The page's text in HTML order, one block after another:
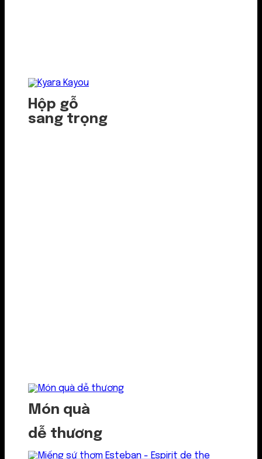
Hộp gỗ
sang trọng
Món quà
dễ thương